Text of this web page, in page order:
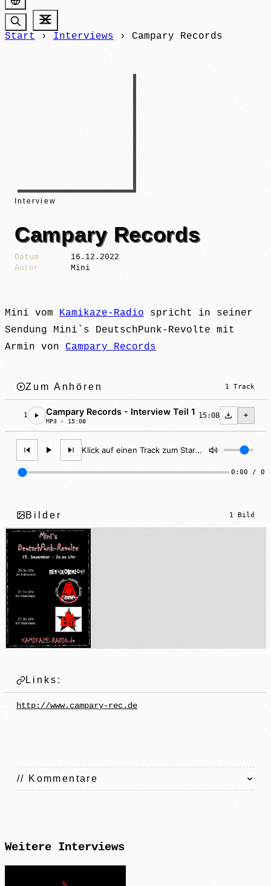
Start › Interviews › Campary Records
Interview
Campary Records
Datum
16.12.2022
Autor
Mini
Mini vom Kamikaze-Radio spricht in seiner
Sendung Mini`s DeutschPunk-Revolte mit
Armin von Campary Records
Zum Anhören 1 Track
1 Campary Records - Interview Teil 1
MP3 · 15:08
15:08
Klick auf einen Track zum Starten
0:00 /
Bilder 1 Bild
Links:
http://www.campary-rec.de
// Kommentare
Weitere Interviews